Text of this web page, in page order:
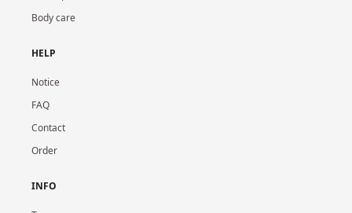
Body care
HELP
Notice
FAQ
Contact
Order
INFO